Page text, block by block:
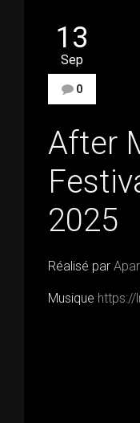
13
Sep
0
After
2025
Réalisé par
Musique